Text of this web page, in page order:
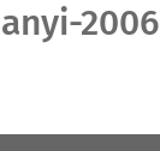
2006